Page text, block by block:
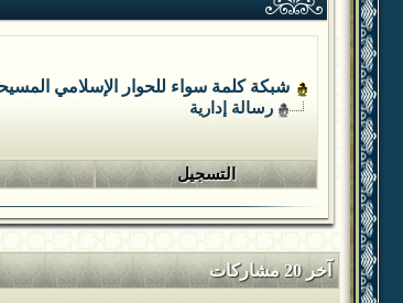
شبكة كلمة سواء للحوار الإسلامي
رسالة إدارية
التسجيل
آخر 20 مشاركات